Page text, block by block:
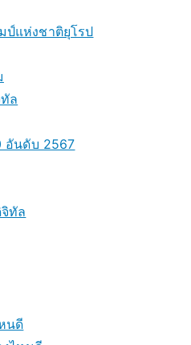
ป์แห่งชาติยุโรป
ล
อันดับ 2567
ทัล
นดี